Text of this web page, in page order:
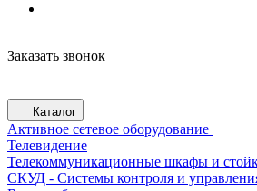
Заказать звонок
Каталог
Активное сетевое оборудование
Телевидение
Телекоммуникационные шкафы и
СКУД - Системы контроля и